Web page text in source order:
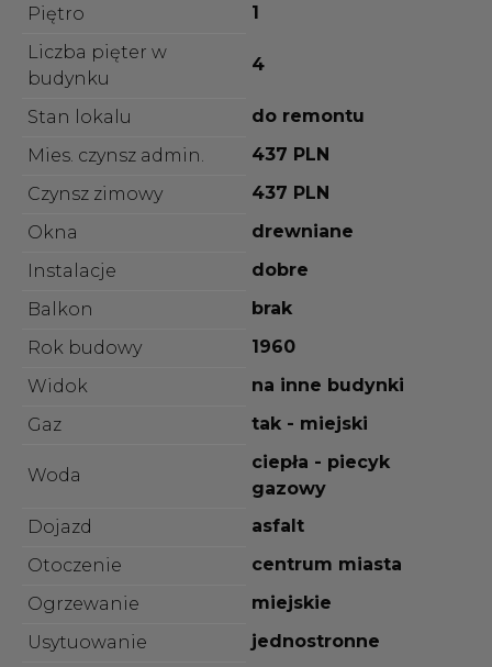
Piętro
1
Liczba pięter w
budynku
4
Stan lokalu
do remontu
Mies. czynsz admin.
437 PLN
Czynsz zimowy
437 PLN
Okna
drewniane
Instalacje
dobre
Balkon
brak
Rok budowy
1960
Widok
na inne budynki
Gaz
tak - miejski
Woda
ciepła - piecyk
gazowy
Dojazd
asfalt
Otoczenie
centrum miasta
Ogrzewanie
miejskie
Usytuowanie
jednostronne